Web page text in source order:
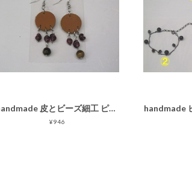
handmade 皮とビーズ細工 ピアス
¥946